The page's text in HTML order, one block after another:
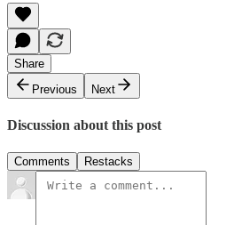
Share
Previous
Next
Discussion about this post
Comments Restacks